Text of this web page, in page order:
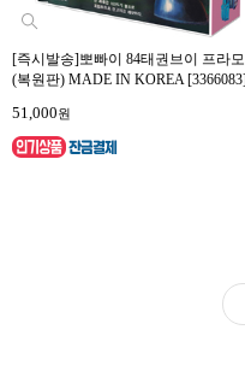
[즉시발송]뽀빠이 84태권브이 프라
(복원판) MADE IN KOREA [3366083]
51,000원